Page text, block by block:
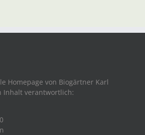
Homepage von Biogärtner Karl
Inhalt verantwortlich: